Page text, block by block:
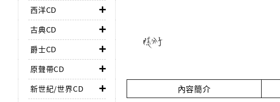
西洋CD
古典CD
爵士CD
原聲帶CD
新世紀/世界CD
內容簡介